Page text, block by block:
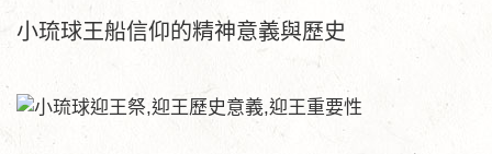
小琉球王船信仰的精神意義與歷史